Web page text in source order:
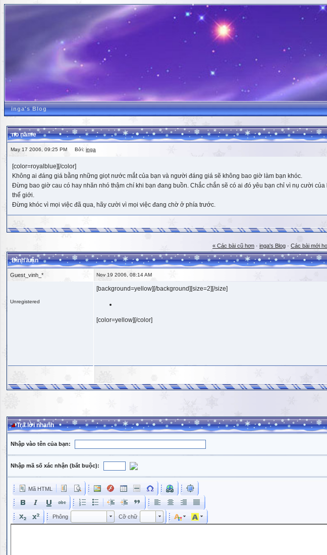
inga's Blog
no name
May 17 2006, 09:25 PM Bởi: inga
[color=royalblue][/color]
Không ai đáng giá bằng những giọt nước mắt của bạn và người đáng giá sẽ không bao giờ làm bạn khóc.
Đừng bao giờ cau có hay nhăn nhó thậm chí khi bạn đang buồn. Chắc chắn sẽ có ai đó yêu bạn chỉ vì nụ cười
thế giới.
Đừng khóc vì mọi việc đã qua, hãy cười vì mọi việc đang chờ ở phía trước.
« Các bài cũ hơn · inga's Blog · Các bài mới
Bình luận
Guest_vinh_* Nov 19 2006, 08:14 AM
Unregistered
[background=yellow][/background][size=2][/size]
[color=yellow][/color]
Trả lời nhanh
Nhập vào tên của bạn:
Nhập mã số xác nhận (bắt buộc):
Mã HTML
Phông Cỡ chữ Kích cỡ phông